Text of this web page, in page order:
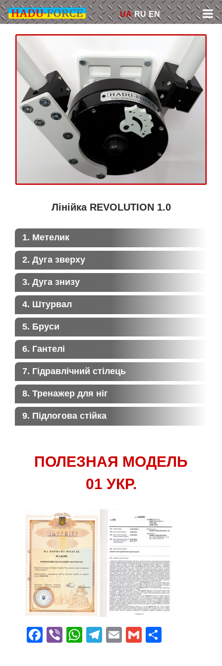
Skip
to
content
UA RU EN
ПОЛЕЗНАЯ МОДЕЛЬ
01 УКР.
Facebook
ViberWhatsApp
Telegram
EmailGmail
Лінійка REVOLUTION 1.0
1. Метелик
2. Дуга зверху
3. Дуга знизу
4. Штурвал
5. Бруси
6. Гантелі
7. Гідравлічний стілець
8. Тренажер для ніг
9. Підлогова стійка